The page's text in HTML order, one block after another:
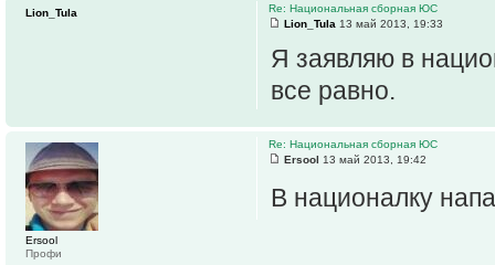
Re: Национальная сборная ЮС
Lion_Tula 13 май 2013, 19:33
Я заявляю в
все равно.
Lion_Tula
Re: Национальная сборная ЮС
Ersool 13 май 2013, 19:42
В националку
Ersool
Профи